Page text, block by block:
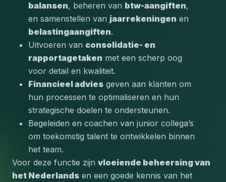
balansen, beheren van btw-aangiften,
en samenstellen van jaarrekeningen
belastingaangiften.
Uitvoeren van consolidatie- en
rapportagetaken met een scherp oog
voor detail en kwaliteit.
Financieel advies geven aan klanten om
hun processen te optimaliseren en hun
strategische doelen te ondersteunen.
Begeleiden en coachen van junior collega’s
om toekomstig talent te ontwikkelen binnen
het team.
Voor deze functie zijn vloeiende beheersing van
het Nederlands en een goede kennis van het